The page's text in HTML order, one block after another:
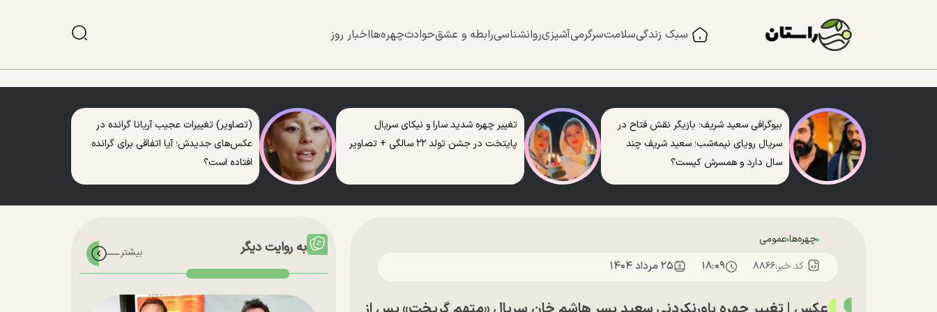
سبک زندگیسلامتسرگرمیآشپزیروانشناسیرابطه و عشقحوادثچهره‌هااخبار روز
بیوگرافی سعید شریف؛ بازیگر نقش فتاح در
سریال رویای نیمه‌شب؛ سعید شریف چند
سال دارد و همسرش کیست؟
تغییر چهره شدید سارا و نیکای سریال
پایتخت در جشن تولد ۲۲ سالگی + تصاویر
(تصاویر) تغییرات عجیب آریانا گرانده در
عکس‌های جدیدش؛ آیا اتفاقی برای گرانده
افتاده است؟
چهره‌هاعمومی
کد خبر:۸۸۶۶ ۱۸:۰۹ ۲۵ مرداد ۱۴۰۴
به روایت دیگر